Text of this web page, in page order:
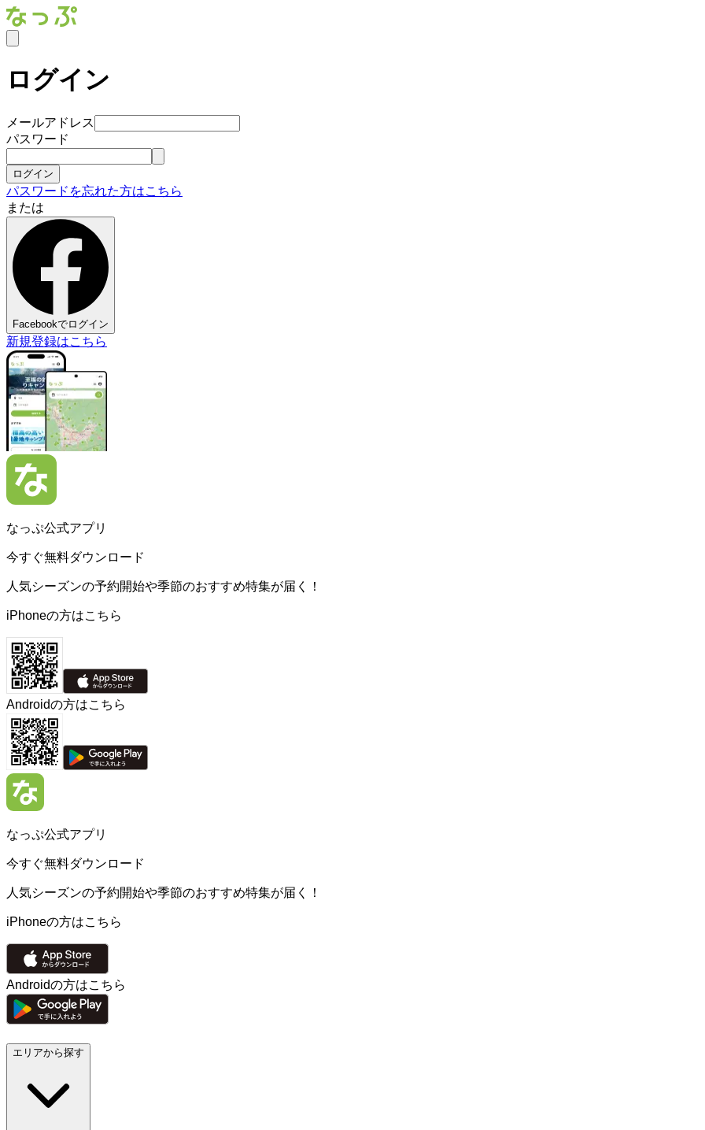
ログイン
メールアドレス
パスワード
ログイン
パスワードを忘れた方はこちら
または
Facebookでログイン
新規登録はこちら
なっぷ公式アプリ
今すぐ無料ダウンロード
人気シーズンの予約開始や季節のおすすめ特集が届く！
iPhoneの方はこちら
Androidの方はこちら
なっぷ公式アプリ
今すぐ無料ダウンロード
人気シーズンの予約開始や季節のおすすめ特集が届く！
iPhoneの方はこちら
Androidの方はこちら
エリアから探す